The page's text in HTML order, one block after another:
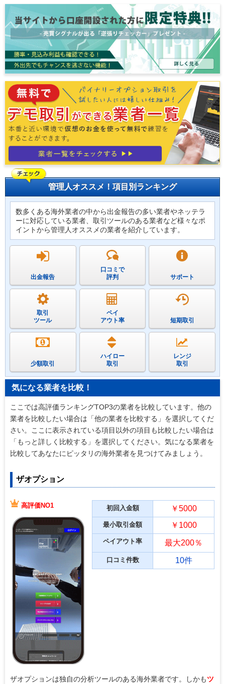
管理人オススメ！項目別ランキング
数多くある海外業者の中から出金報告の多い業者やネッテラ
ーに対応している業者、取引ツールのある業者など様々なポ
イントから管理人オススメの業者を紹介しています。
出金報告
口コミで
評判
サポート
取引
ツール
ペイ
アウト率
短期取引
少額取引
ハイロー
取引
レンジ
取引
気になる業者を比較！
ここでは高評価ランキングTOP3の業者を比較しています。他の
業者を比較したい場合は「他の業者を比較する」を選択してくだ
さい。ここに表示されている項目以外の項目も比較したい場合は
「もっと詳しく比較する」を選択してください。気になる業者を
比較してあなたにピッタリの海外業者を見つけてみましょう。
ザオプション
高評価NO1 初回入金額 ￥5000
最小取引金額 ￥1000
ペイアウト率 最大200％
口コミ件数 10件
ザオプションは独自の分析ツールのある海外業者です。しかもツ